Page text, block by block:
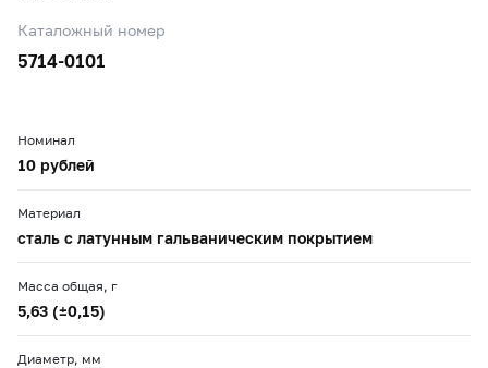
Каталожный номер
5714-0101
Номинал
10 рублей
Материал
сталь с латунным гальваническим покрытием
Масса общая, г
5,63 (±0,15)
Диаметр, мм